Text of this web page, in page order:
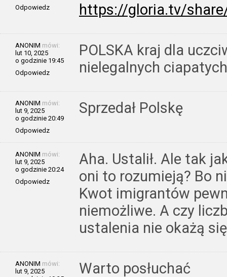
Odpowiedz
https://gloria.tv/
ANONIM mówi:
lut 10, 2025
o godzinie 19:45
Odpowiedz
POLSKA kraj dla
nielegalnych
ANONIM mówi:
lut 9, 2025
o godzinie 20:49
Odpowiedz
Sprzedał Polskę
ANONIM mówi:
lut 9, 2025
o godzinie 20:24
Odpowiedz
Aha. Ustalił. Ale tak
oni to rozumieją? Bo
Kwot imigrantów
niemożliwe. A czy
ustalenia nie okażą
ANONIM mówi:
lut 9, 2025
Warto posłuchać